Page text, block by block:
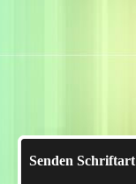
Senden Schriftart